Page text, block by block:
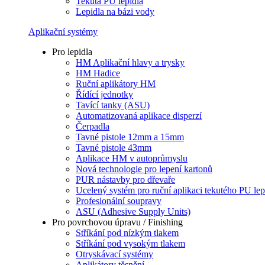
Lepidla na bázi vody
Aplikační systémy
Pro lepidla
HM Aplikační hlavy a trysky
HM Hadice
Ruční aplikátory HM
Řídící jednotky
Tavící tanky (ASU)
Automatizovaná aplikace disperzí
Čerpadla
Tavné pistole 12mm a 15mm
Tavné pistole 43mm
Aplikace HM v autoprůmyslu
Nová technologie pro lepení kartonů
PUR nástavby pro dřevaře
Ucelený systém pro ruční aplikaci tekutého PU
Profesionální soupravy
ASU (Adhesive Supply Units)
Pro povrchovou úpravu / Finishing
Stříkání pod nízkým tlakem
Stříkání pod vysokým tlakem
Otryskávací systémy